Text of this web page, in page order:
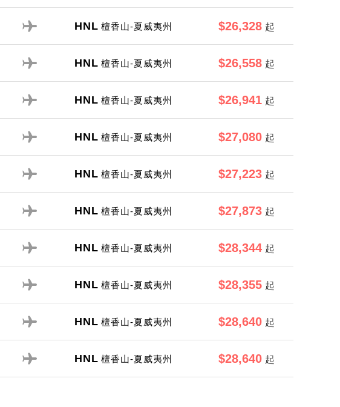
HNL 檀香山-夏威夷州 $26,328 起
HNL 檀香山-夏威夷州 $26,558 起
HNL 檀香山-夏威夷州 $26,941 起
HNL 檀香山-夏威夷州 $27,080 起
HNL 檀香山-夏威夷州 $27,223 起
HNL 檀香山-夏威夷州 $27,873 起
HNL 檀香山-夏威夷州 $28,344 起
HNL 檀香山-夏威夷州 $28,355 起
HNL 檀香山-夏威夷州 $28,640 起
HNL 檀香山-夏威夷州 $28,640 起